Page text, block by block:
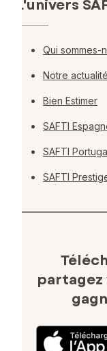
L'univers
Qui sommes-
Notre actualité
Bien Estimer
SAFTI
SAFTI
SAFTI